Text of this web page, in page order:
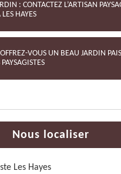
: CONTACTEZ L’ARTISAN
HAYES
VOUS UN BEAU JARDIN
Nous localiser
Les Hayes